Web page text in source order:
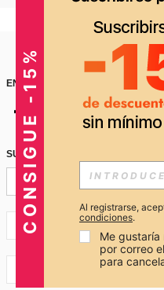
ENCUÉNTRANOS EN
SUSCRÍBETE PARA RECIBIR
PE + 51
CONSIGUE -15% Al registrarse,
condiciones.
Me gustaría
por correo
para